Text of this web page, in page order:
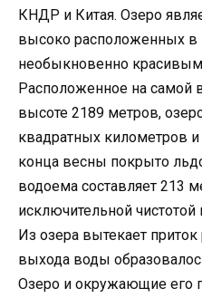
КНДР и Китая. Озеро
высоко расположенных в
необыкновенно
Расположенное на самой
высоте 2189 метров,
квадратных километров
конца весны покрыто
водоема составляет 213
исключительной чистотой
Из озера вытекает
выхода воды
Озеро и окружающие его